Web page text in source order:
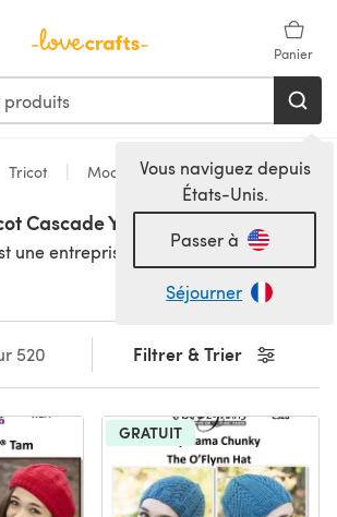
Panier
Vous naviguez depuis
États-Unis.
Passer à
Séjourner
Tricot Modèles
Cascade Yarns
Filtrer & Trier
520
GRATUIT